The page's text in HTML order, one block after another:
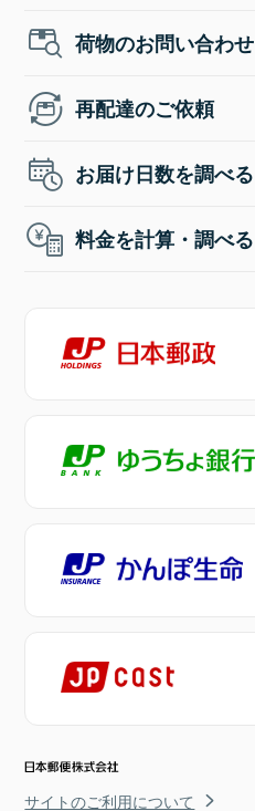
荷物のお問い合わせ
再配達のご依頼
お届け日数を調べる
料金を計算・調べる
サイトのご利用について